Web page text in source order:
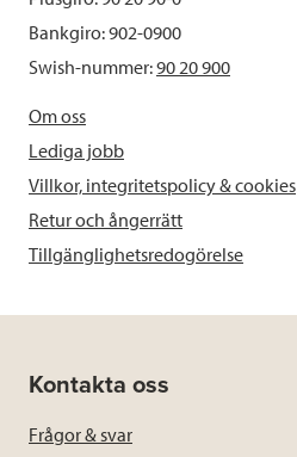
Bankgiro: 902-0900
Swish-nummer:90 20 900
Om oss
Lediga jobb
Villkor, integritetspolicy & cookies
Retur och ångerrätt
Tillgänglighetsredogörelse
Kontakta oss
Frågor & svar